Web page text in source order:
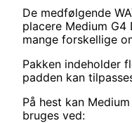
De medfølgende
placere Medium G4
mange forskellige
Pakken indeholder
padden kan
På hest kan
bruges ved: